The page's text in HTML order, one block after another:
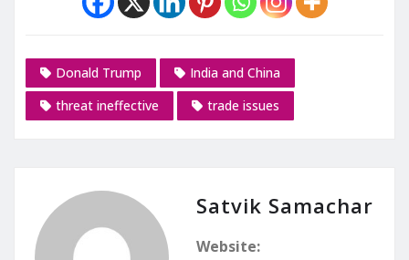
Donald Trump
India and China
threat ineffective
trade issues
Satvik Samachar
Website: